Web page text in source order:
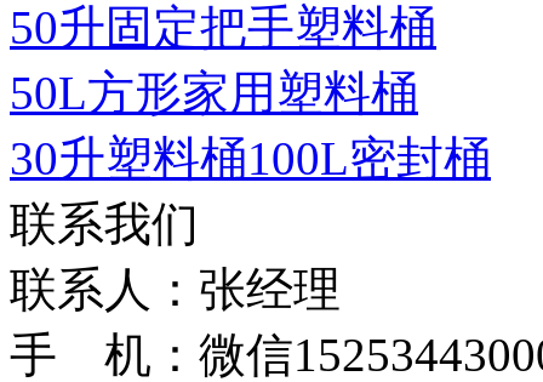
50升固定把手塑料桶
50L方形家用塑料桶
30升塑料桶100L密封桶
联系我们
联系人：张经理
手 机：微信